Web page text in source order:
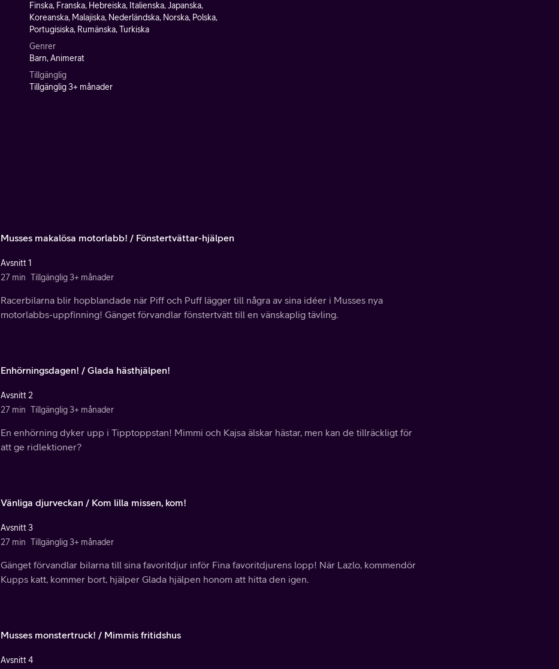
Finska, Franska, Hebreiska, Italienska, Japanska,
Koreanska, Malajiska, Nederländska, Norska, Polska,
Portugisiska, Rumänska, Turkiska
Genrer
Barn, Animerat
Tillgänglig
Tillgänglig 3+ månader
Musses makalösa motorlabb! / Fönstertvättar-hjälpen
Avsnitt 1
27 min Tillgänglig 3+ månader
Racerbilarna blir hopblandade när Piff och Puff lägger till några av sina idéer i Musses nya
motorlabbs-uppfinning! Gänget förvandlar fönstertvätt till en vänskaplig tävling.
Enhörningsdagen! / Glada hästhjälpen!
Avsnitt 2
27 min Tillgänglig 3+ månader
En enhörning dyker upp i Tipptoppstan! Mimmi och Kajsa älskar hästar, men kan de tillräckligt för
att ge ridlektioner?
Vänliga djurveckan / Kom lilla missen, kom!
Avsnitt 3
27 min Tillgänglig 3+ månader
Gänget förvandlar bilarna till sina favoritdjur inför Fina favoritdjurens lopp! När Lazlo, kommendör
Kupps katt, kommer bort, hjälper Glada hjälpen honom att hitta den igen.
Musses monstertruck! / Mimmis fritidshus
Avsnitt 4